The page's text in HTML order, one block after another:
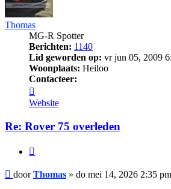
Thomas
MG-R Spotter
Berichten: 1140
Lid geworden op: vr jun 05, 2009
Woonplaats: Heiloo
Contacteer:
Thomas
Website
Re: Rover 75 overleden
Bericht
doorThomas » do mei 14, 2026 2:35 pm